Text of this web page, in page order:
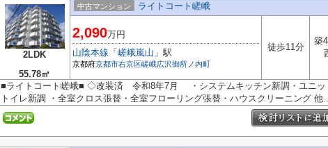
2LDK
55.78㎡
中古マンション ライトコート嵯峨
2,090万円
山陰本線 「 嵯峨嵐山 」駅
京都府京都市右京区嵯峨広沢御所ノ内町
徒歩11分
築
■ライトコート嵯峨■ ◇改装済 令和8年7月 ・システムキッチン新調・ユニッ
トイレ新調 ・全室クロス張替・全室フローリング張替・ハウスクリーニング 他